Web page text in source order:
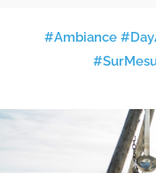
#Ambiance